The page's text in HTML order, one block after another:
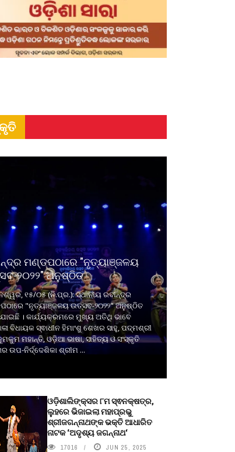
ମଣ୍ଡପଠାରେ "ନୃତ୍ୟାଞ୍ଜଳୟ
୨୦୨୨" ଅନୁଷ୍ଠିତ
୧୫/୦୫ (ନି.ପ୍ର.): ସ୍ଥାନୀୟ ରବୀନ୍ଦ୍ର
"ନୃତ୍ୟାଞ୍ଜଳୟ ଉତ୍ସବ-୨୦୨୨" ଅନୁଷ୍ଠିତ
। କାର୍ଯ୍ୟକ୍ରମରେ ମୁଖ୍ୟ ଅତିଥି ଭାବେ
ବିଧାୟକ ସ୍ଵାଧୀନ ହିମାଂଶୁ ଶେଖର ସାହୁ, ପଦ୍ମଶ୍ରୀ
ମହାନ୍ତି, ଓଡ଼ିଆ ଭାଷା, ସାହିତ୍ୟ ଓ ସଂସ୍କୃତି
ଉପ-ନିର୍ଦ୍ଦେଶିକା ଶ୍ରୀମ ...
ଓଡ଼ିଶାଲିଙ୍କ୍ସର ୮ମ ସ୍ଵନକ୍ଷତ୍ର,
ଲୁହରେ ଭିଜାଇଲା ମହାପ୍ରଭୁ
ଶ୍ରୀଜଗନ୍ନାଥଙ୍କ ଭକ୍ତି ଆଧାରିତ
ନାଟକ ‘ଅଦୃଶ୍ୟ ଜଗନ୍ନାଥ‘
17016 JUN 25, 2025